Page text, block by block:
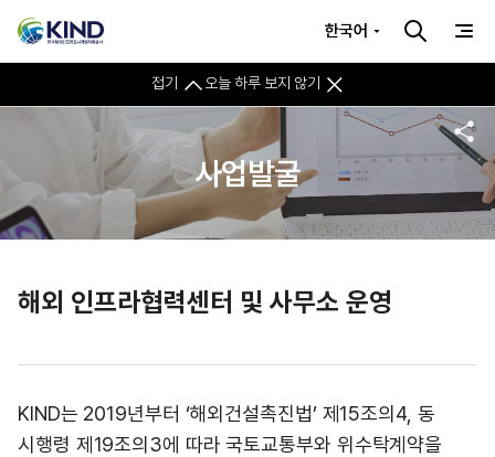
접기 오늘 하루 보지 않기
한국어
사업발굴
해외 인프라협력센터 및 사무소 운영
KIND는 2019년부터 ‘해외건설촉진법’ 제15조의4, 동
시행령 제19조의3에 따라 국토교통부와 위수탁계약을